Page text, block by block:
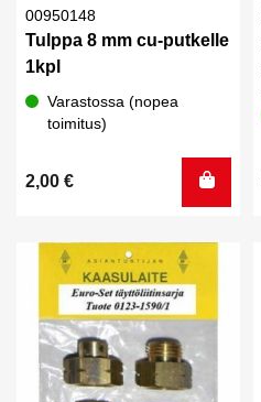
00950148
Tulppa 8 mm cu-putkelle
1kpl
Varastossa (nopea
toimitus)
2,00 €